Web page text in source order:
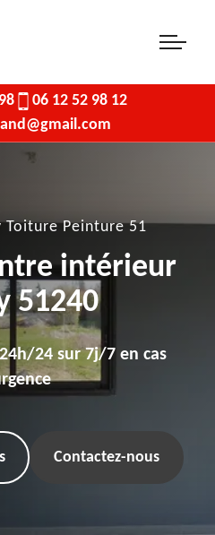
06 12 52 98 12
Toiture Peinture 51
intérieur
51240
24 sur 7j/7 en cas
Contactez-nous